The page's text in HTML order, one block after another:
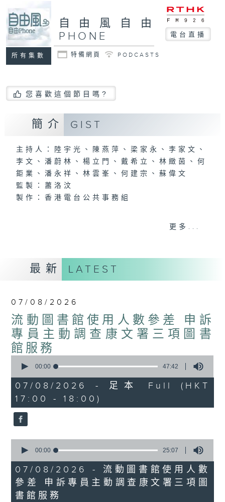
所有集數
自由風自由
PHONE
電台直播
特備網頁 PODCASTS
您喜歡這個節目嗎?
簡介 GIST
主持人：陸宇光、陳燕萍、梁家永、李家文、
李文、潘蔚林、楊立門、戴希立、林緻茵、何
鉅業、潘永祥、林雲峯、何建宗、蘇偉文
監製：蕭洛汶
製作：香港電台公共事務組
香港電台公共事務組
讚好Like「
RTHK 香港電台公共事務組
Facebook專頁
更多...
最新 LATEST
07/08/2026
流動圖書館使用人數參差 申訴
專員主動調查康文署三項圖書
館服務
seconds
47
minutes,
42
seconds
00:00 47:42
07/08/2026 - 足本 Full (HKT
17:00 - 18:00)
seconds
25
minutes,
7
seconds
00:00 25:07
07/08/2026 - 流動圖書館使用人數
參差 申訴專員主動調查康文署三項圖
書館服務